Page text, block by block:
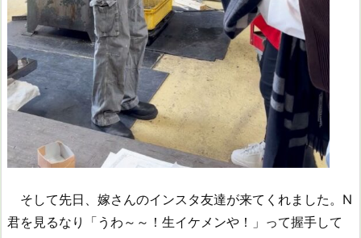
そして先日、嫁さんのインスタ友達が来てくれました。N
君を見るなり「うわ～～！生イケメンや！」って握手して